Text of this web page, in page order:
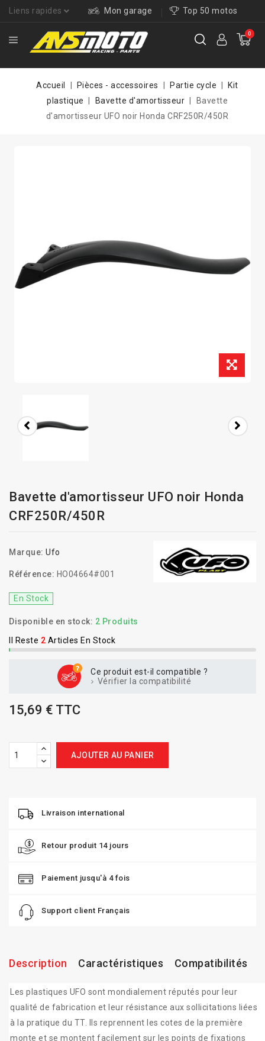
Liens rapides Mon garage Top 50 motos
0
Accueil Pièces - accessoires Partie cycle
Kit
plastique
Bavette d'amortisseur
Bavette
d'amortisseur UFO noir Honda CRF250R/450R
Bavette d'amortisseur UFO noir Honda
CRF250R/450R
Marque: Ufo
Référence: HO04664#001
En Stock
Disponible en stock: 2 Produits
Il Reste 2 Articles En Stock
Ce produit est-il compatible ?
Vérifier la compatibilité
15,69 € TTC
AJOUTER AU PANIER
Livraison international
Retour produit 14 jours
Paiement jusqu'à 4 fois
Support client Français
Description Caractéristiques Compatibilités
Les plastiques UFO sont mondialement réputés pour leur
qualité de fabrication et leur résistance aux sollicitations liées
à la pratique du TT. Ils reprennent les cotes de la première
monte et se montent facilement sur les points de fixations